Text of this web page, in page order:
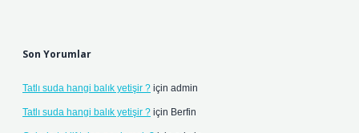
Son Yorumlar
Tatlı suda hangi balık yetişir ? için admin
Tatlı suda hangi balık yetişir ? için Berfin